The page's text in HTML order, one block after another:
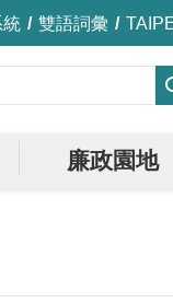
統 雙語詞彙
廉政園地